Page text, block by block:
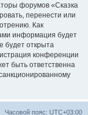
форумов «Сказка
перенести или
Как
информация будет
будет открыта
конференции
быть ответственна
Часовой пояс: UTC+03:00